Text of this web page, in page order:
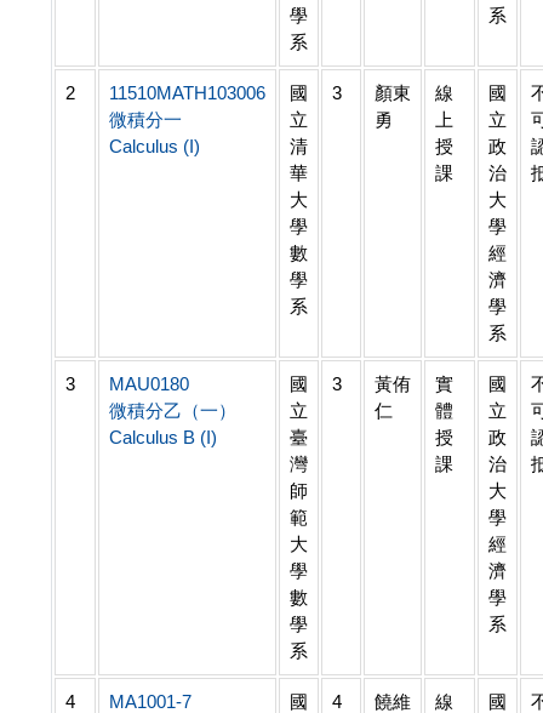
學
系
系
2
11510MATH103006
微積分一
Calculus (I)
國
立
清
華
大
學
數
學
系
3
顏東
勇
線
上
授
課
國
立
政
治
大
學
經
濟
學
系
3
MAU0180
微積分乙（一）
Calculus B (I)
國
立
臺
灣
師
範
大
學
數
學
系
3
黃侑
仁
實
體
授
課
國
立
政
治
大
學
經
濟
學
系
4
MA1001-7
國
4
饒維
線
國